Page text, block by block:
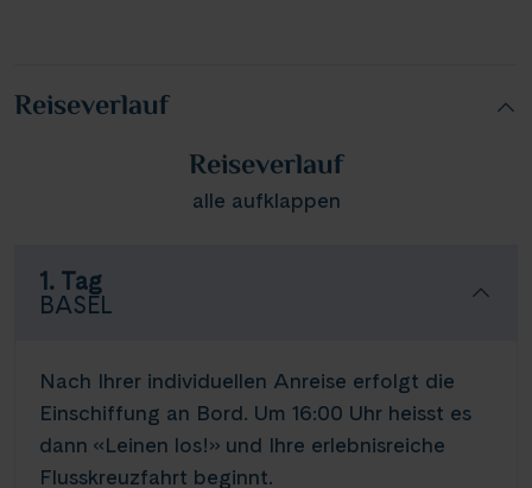
Reiseverlauf
Reiseverlauf
alle aufklappen
1. Tag
BASEL
Nach Ihrer individuellen Anreise erfolgt die
Einschiffung an Bord. Um 16:00 Uhr heisst es
dann «Leinen los!» und Ihre erlebnisreiche
Flusskreuzfahrt beginnt.